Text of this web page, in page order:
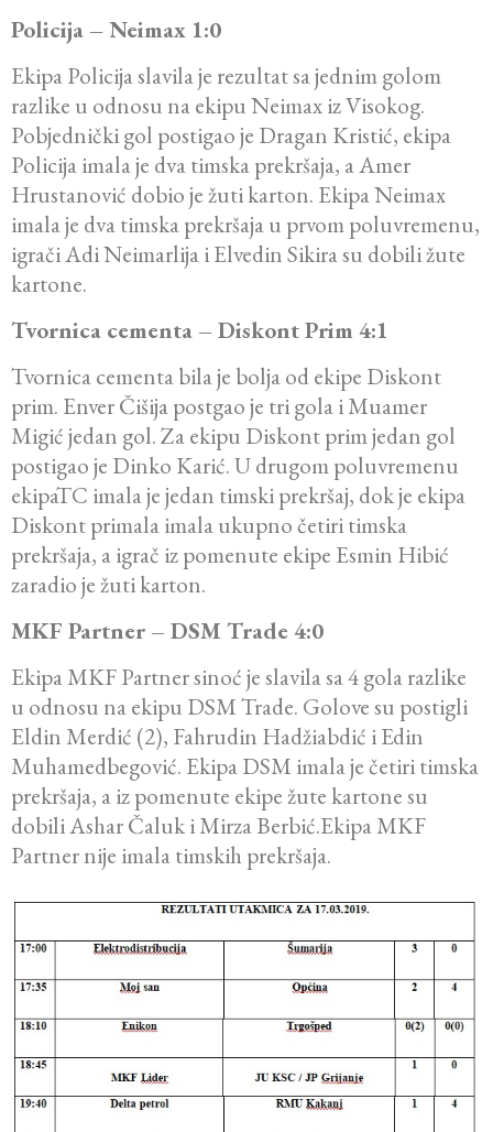
Policija – Neimax 1:0
Ekipa Policija slavila je rezultat sa jednim golom
razlike u odnosu na ekipu Neimax iz Visokog.
Pobjednički gol postigao je Dragan Kristić, ekipa
Policija imala je dva timska prekršaja, a Amer
Hrustanović dobio je žuti karton. Ekipa Neimax
imala je dva timska prekršaja u prvom poluvremenu,
igrači Adi Neimarlija i Elvedin Sikira su dobili žute
kartone.
Tvornica cementa – Diskont Prim 4:1
Tvornica cementa bila je bolja od ekipe Diskont
prim. Enver Čišija postgao je tri gola i Muamer
Migić jedan gol. Za ekipu Diskont prim jedan gol
postigao je Dinko Karić. U drugom poluvremenu
ekipaTC imala je jedan timski prekršaj, dok je ekipa
Diskont primala imala ukupno četiri timska
prekršaja, a igrač iz pomenute ekipe Esmin Hibić
zaradio je žuti karton.
MKF Partner – DSM Trade 4:0
Ekipa MKF Partner sinoć je slavila sa 4 gola razlike
u odnosu na ekipu DSM Trade. Golove su postigli
Eldin Merdić (2), Fahrudin Hadžiabdić i Edin
Muhamedbegović. Ekipa DSM imala je četiri timska
prekršaja, a iz pomenute ekipe žute kartone su
dobili Ashar Čaluk i Mirza Berbić.Ekipa MKF
Partner nije imala timskih prekršaja.